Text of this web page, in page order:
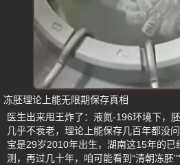
冻胚理论上能无限期保存真相
医生出来甩王炸了：液氮-196环境下，
几乎不衰老，理论上能保存几百年都没
宝是29岁2010年出生，湖南这15年的
测，再过几十年，咱可能看到“清朝冻胚